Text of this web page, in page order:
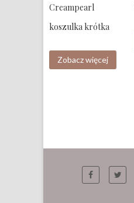
Creampearl
koszulka krótka
Zobacz więcej